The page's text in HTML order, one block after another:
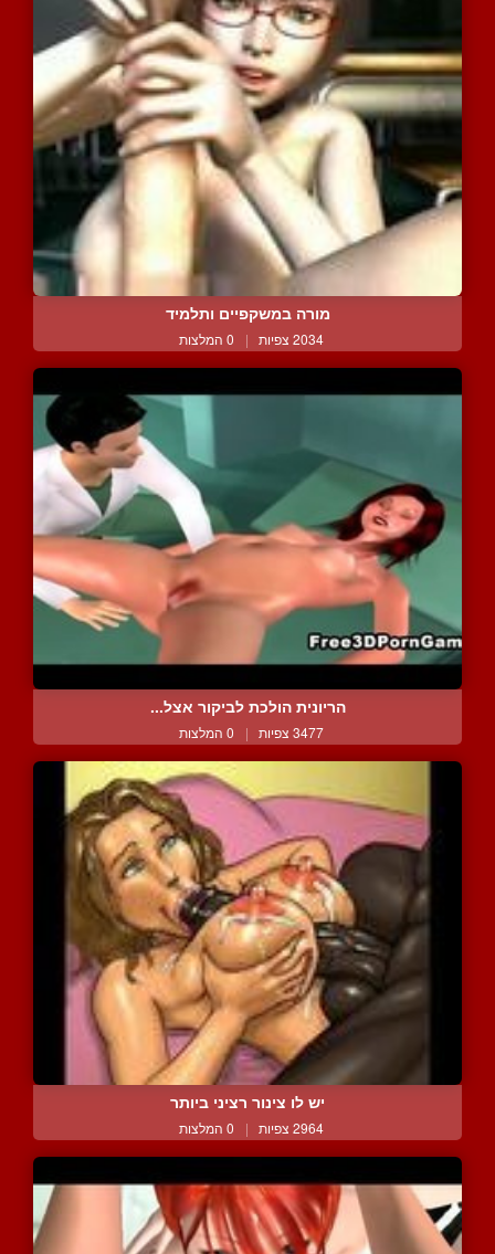
מורה במשקפיים ותלמיד
2034 צפיות | 0 המלצות
הריונית הולכת לביקור אצל...
3477 צפיות | 0 המלצות
יש לו צינור רציני ביותר
2964 צפיות | 0 המלצות